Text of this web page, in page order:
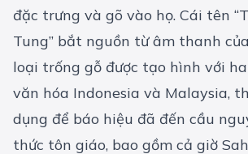
đặc trưng và gõ vào họ. Cái tên
Tung” bắt nguồn từ âm thanh
loại trống gỗ được tạo hình với
văn hóa Indonesia và Malaysia,
dụng để báo hiệu đã đến cầu
thức tôn giáo, bao gồm cả giờ